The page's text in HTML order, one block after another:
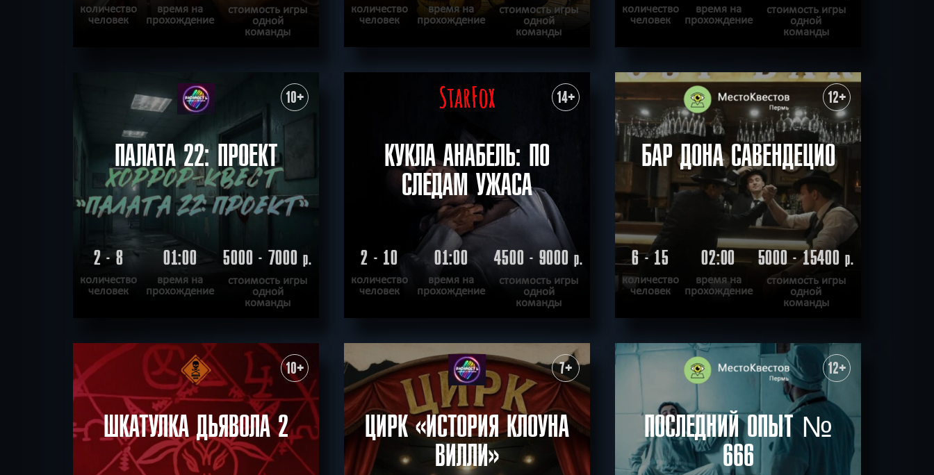
количество
человек
время на
прохождение
стоимость игры
одной
команды
ХОЧУ ПРОЙТИ | КВЕСТ ПРОЙДЕН
количество
человек
время на
прохождение
стоимость игры
одной
команды
ХОЧУ ПРОЙТИ | КВЕСТ ПРОЙДЕН
количество
человек
время на
прохождение
стоимость игры
одной
команды
ХОЧУ ПРОЙТИ КВЕСТ ПРОЙДЕН
10+
ПАЛАТА 22: ПРОЕКТ
2 - 8
количество
человек
01:00
время на
прохождение
5000 - 7000р.
стоимость игры
одной
команды
ХОЧУ ПРОЙТИ | КВЕСТ ПРОЙДЕН
14+
КУКЛА АНАБЕЛЬ: ПО
СЛЕДАМ УЖАСА
2 - 10
количество
человек
01:00
время на
прохождение
4500 - 9000р.
стоимость игры
одной
команды
ХОЧУ ПРОЙТИ | КВЕСТ ПРОЙДЕН
12+
БАР ДОНА САВЕНДЕЦИО
6 - 15
количество
человек
02:00
время на
прохождение
5000 - 15400р.
стоимость игры
одной
команды
ХОЧУ ПРОЙТИ КВЕСТ ПРОЙДЕН
10+
ШКАТУЛКА ДЬЯВОЛА 2
7+
ЦИРК «ИСТОРИЯ КЛОУНА
ВИЛЛИ»
12+
ПОСЛЕДНИЙ ОПЫТ №
666